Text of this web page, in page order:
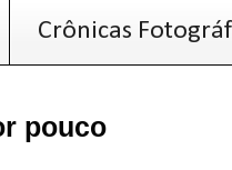
Crônicas
pouco